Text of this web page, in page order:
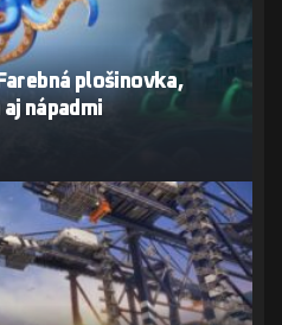
plošinovka,
nápadmi